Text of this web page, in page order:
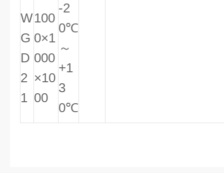
W
G
D
2
1
100
0×1
000
×10
00
-2
0℃
～
+1
3
0℃